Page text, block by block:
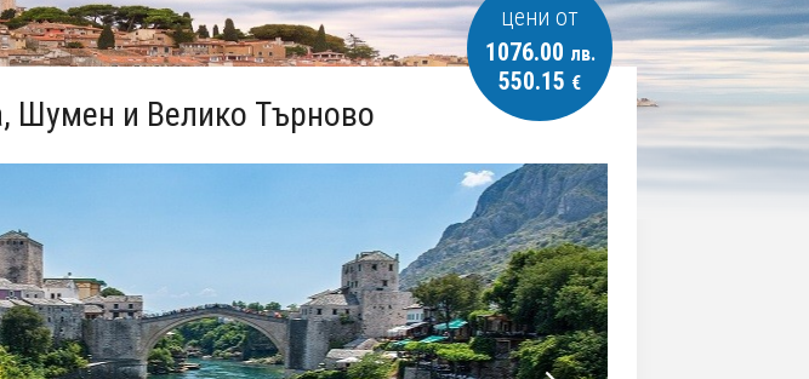
Шумен и Велико Търново
цени от
1076.00 лв.
550.15 €